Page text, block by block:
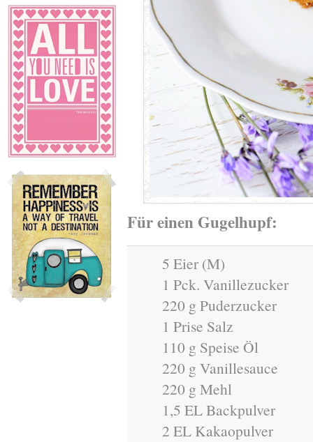
Für einen Gugelhupf:
5 Eier (M)
1 Pck. Vanillezucker
220 g Puderzucker
1 Prise Salz
110 g Speise Öl
220 g Vanillesauce
220 g Mehl
1,5 EL Backpulver
2 EL Kakaopulver